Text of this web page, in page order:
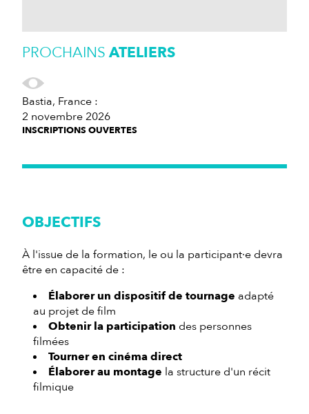
PROCHAINS ATELIERS
Bastia, France :
2 novembre 2026
INSCRIPTIONS OUVERTES
OBJECTIFS
À l'issue de la formation, le ou la participant·e devra
être en capacité de :
Élaborer un dispositif de tournage adapté
au projet de film
Obtenir la participation des personnes
filmées
Tourner en cinéma direct
Élaborer au montage la structure d'un récit
filmique